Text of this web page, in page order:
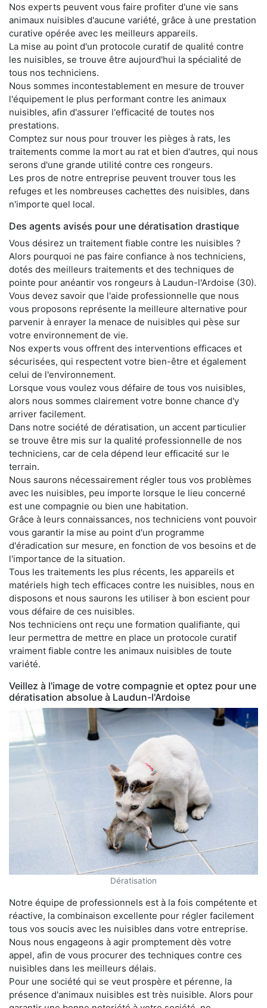
Nos experts peuvent vous faire profiter d'une vie sans
animaux nuisibles d'aucune variété, grâce à une prestation
curative opérée avec les meilleurs appareils.
La mise au point d'un protocole curatif de qualité contre
les nuisibles, se trouve être aujourd'hui la spécialité de
tous nos techniciens.
Nous sommes incontestablement en mesure de trouver
l'équipement le plus performant contre les animaux
nuisibles, afin d'assurer l'efficacité de toutes nos
prestations.
Comptez sur nous pour trouver les pièges à rats, les
traitements comme la mort au rat et bien d'autres, qui nous
serons d'une grande utilité contre ces rongeurs.
Les pros de notre entreprise peuvent trouver tous les
refuges et les nombreuses cachettes des nuisibles, dans
n'importe quel local.
Des agents avisés pour une dératisation drastique
Vous désirez un traitement fiable contre les nuisibles ?
Alors pourquoi ne pas faire confiance à nos techniciens,
dotés des meilleurs traitements et des techniques de
pointe pour anéantir vos rongeurs à Laudun-l'Ardoise (30).
Vous devez savoir que l'aide professionnelle que nous
vous proposons représente la meilleure alternative pour
parvenir à enrayer la menace de nuisibles qui pèse sur
votre environnement de vie.
Nos experts vous offrent des interventions efficaces et
sécurisées, qui respectent votre bien-être et également
celui de l'environnement.
Lorsque vous voulez vous défaire de tous vos nuisibles,
alors nous sommes clairement votre bonne chance d'y
arriver facilement.
Dans notre société de dératisation, un accent particulier
se trouve être mis sur la qualité professionnelle de nos
techniciens, car de cela dépend leur efficacité sur le
terrain.
Nous saurons nécessairement régler tous vos problèmes
avec les nuisibles, peu importe lorsque le lieu concerné
est une compagnie ou bien une habitation.
Grâce à leurs connaissances, nos techniciens vont pouvoir
vous garantir la mise au point d'un programme
d'éradication sur mesure, en fonction de vos besoins et de
l'importance de la situation.
Tous les traitements les plus récents, les appareils et
matériels high tech efficaces contre les nuisibles, nous en
disposons et nous saurons les utiliser à bon escient pour
vous défaire de ces nuisibles.
Nos techniciens ont reçu une formation qualifiante, qui
leur permettra de mettre en place un protocole curatif
vraiment fiable contre les animaux nuisibles de toute
variété.
Veillez à l'image de votre compagnie et optez pour une
dératisation absolue à Laudun-l'Ardoise
Dératisation
Notre équipe de professionnels est à la fois compétente et
réactive, la combinaison excellente pour régler facilement
tous vos soucis avec les nuisibles dans votre entreprise.
Nous nous engageons à agir promptement dès votre
appel, afin de vous procurer des techniques contre ces
nuisibles dans les meilleurs délais.
Pour une société qui se veut prospère et pérenne, la
présence d'animaux nuisibles est très nuisible. Alors pour